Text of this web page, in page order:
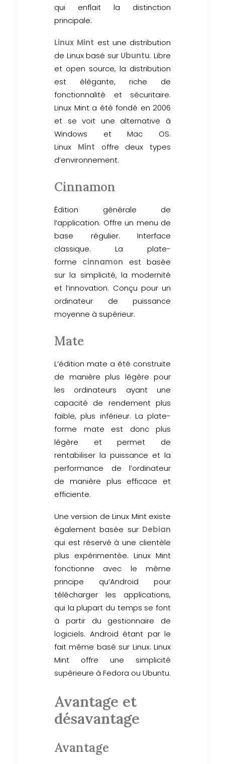
qui enflait la distinction
principale.
Linux Mint est une distribution
de Linux basé sur Ubuntu. Libre
et open source, la distribution
est élégante, riche de
fonctionnalité et sécuritaire.
Linux Mint a été fondé en 2006
et se voit une alternative à
Windows et Mac OS.
Linux Mint offre deux types
d’environnement.
Cinnamon
Édition générale de
l’application. Offre un menu de
base régulier. Interface
classique. La plate-
forme cinnamon est basée
sur la simplicité, la modernité
et l’innovation. Conçu pour un
ordinateur de puissance
moyenne à supérieur.
Mate
L’édition mate a été construite
de manière plus légère pour
les ordinateurs ayant une
capacité de rendement plus
faible, plus inférieur. La plate-
forme mate est donc plus
légère et permet de
rentabiliser la puissance et la
performance de l’ordinateur
de manière plus efficace et
efficiente.
Une version de Linux Mint existe
également basée sur Debian
qui est réservé à une clientèle
plus expérimentée. Linux Mint
fonctionne avec le même
principe qu’Android pour
télécharger les applications,
qui la plupart du temps se font
à partir du gestionnaire de
logiciels. Android étant par le
fait même basé sur Linux. Linux
Mint offre une simplicité
supérieure à Fedora ou Ubuntu.
Avantage et
désavantage
Avantage